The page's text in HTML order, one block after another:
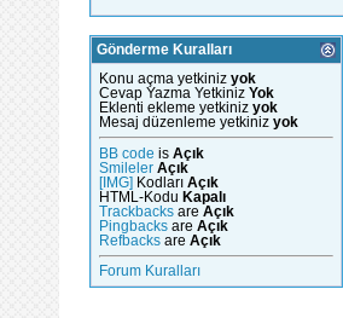
Gönderme Kuralları
Konu açma yetkiniz yok
Cevap Yazma Yetkiniz Yok
Eklenti ekleme yetkiniz yok
Mesaj düzenleme yetkiniz yok
BB code is Açık
Smileler Açık
[IMG] Kodları Açık
HTML-Kodu Kapalı
Trackbacks are Açık
Pingbacks are Açık
Refbacks are Açık
Forum Kuralları